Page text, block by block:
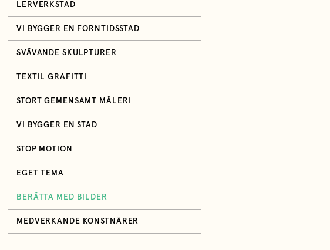
LERVERKSTAD
VI BYGGER EN FORNTIDSSTAD
SVÄVANDE SKULPTURER
TEXTIL GRAFITTI
STORT GEMENSAMT MÅLERI
VI BYGGER EN STAD
STOP MOTION
EGET TEMA
BERÄTTA MED BILDER
MEDVERKANDE KONSTNÄRER